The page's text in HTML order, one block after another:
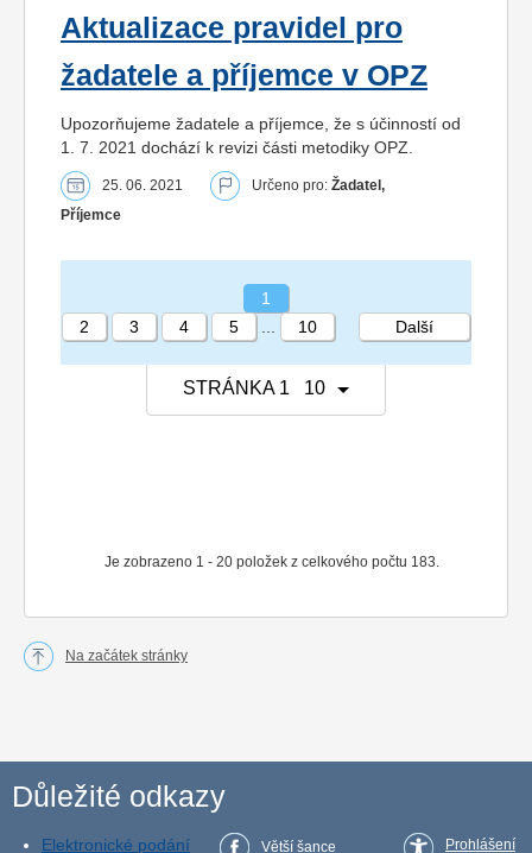
Aktualizace pravidel pro
žadatele a příjemce v OPZ
Upozorňujeme žadatele a příjemce, že s účinností od
1. 7. 2021 dochází k revizi části metodiky OPZ.
25. 06. 2021 Určeno pro: Žadatel,
Příjemce
STRÁNKA 1 10
Je zobrazeno 1 - 20 položek z celkového počtu 183.
1
2
3 4 5 10 Další
Na začátek stránky
Důležité odkazy
Elektronické podání Větší šance Prohlášení